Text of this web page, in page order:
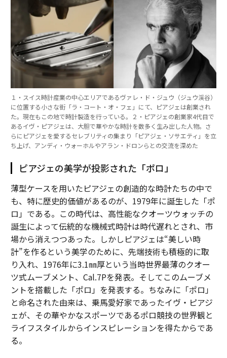
１・スイス時計産業の中心エリアであるヴァレ・ド・ジュウ（ジュウ渓谷）
に位置する小さな街「ラ・コート・オ・フェ」にて、ピアジェは創業され
た。現在もこの地で時計製造を行っている。２・ピアジェの創業家4代目で
あるイヴ・ピアジェは、大胆で華やかな時計を数多く生み出した人物。さ
らにピアジェを愛するセレブリティの集まり「ピアジェ・ソサエティ」を立
ち上げ、アンディ・ウォーホルやアラン・ドロンらとの交流を深めた
ピアジェの美学が投影された「ポロ」
薄型ケースを用いたピアジェの創造的な時計たちの中で
も、特に歴史的価値があるのが、1979年に誕生した「ポ
ロ」である。この時代は、高性能なクオーツウォッチの
誕生によって伝統的な機械式時計は時代遅れとされ、市
場から消えつつあった。しかしピアジェは“美しい時
計”を作るという美学のために、先端技術も積極的に取
り入れ、1976年に3.1㎜厚という当時世界最薄のクオー
ツ式ムーブメント、Cal.7Pを発表。そしてこのムーブメ
ントを搭載した「ポロ」を発表する。ちなみに「ポロ」
と命名された由来は、乗馬愛好家であったイヴ・ピアジ
ェが、その華やかなスポーツであるポロ競技の世界観と
ライフスタイルからインスピレーションを得たからであ
る。